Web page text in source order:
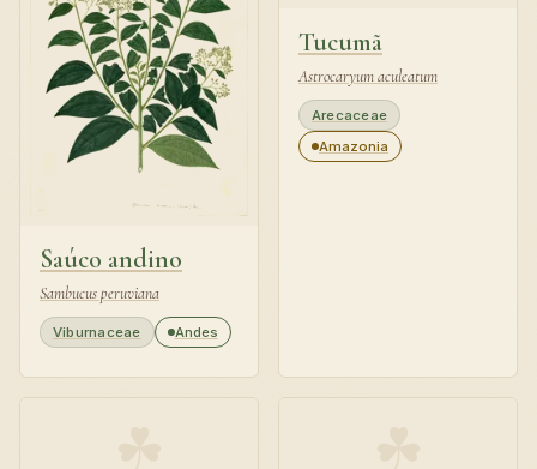
Saúco andino
Sambucus peruviana
Viburnaceae Andes
Tucumã
Astrocaryum aculeatum
Arecaceae
Amazonia